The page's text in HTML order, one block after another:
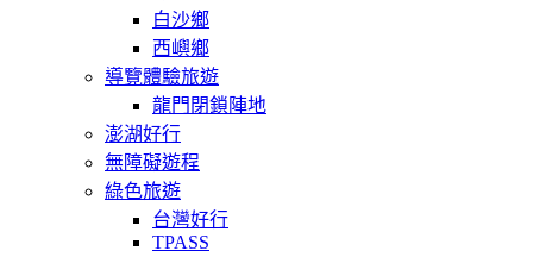
白沙鄉
西嶼鄉
導覽體驗旅遊
龍門閉鎖陣地
澎湖好行
無障礙遊程
綠色旅遊
台灣好行
TPASS